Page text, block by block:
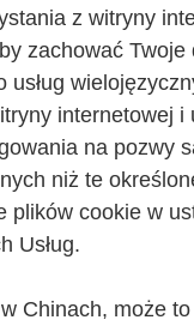
z witryny
zachować
internetowej i
na pozwy
niż te
plików cookie w
Usług.
Chinach, może